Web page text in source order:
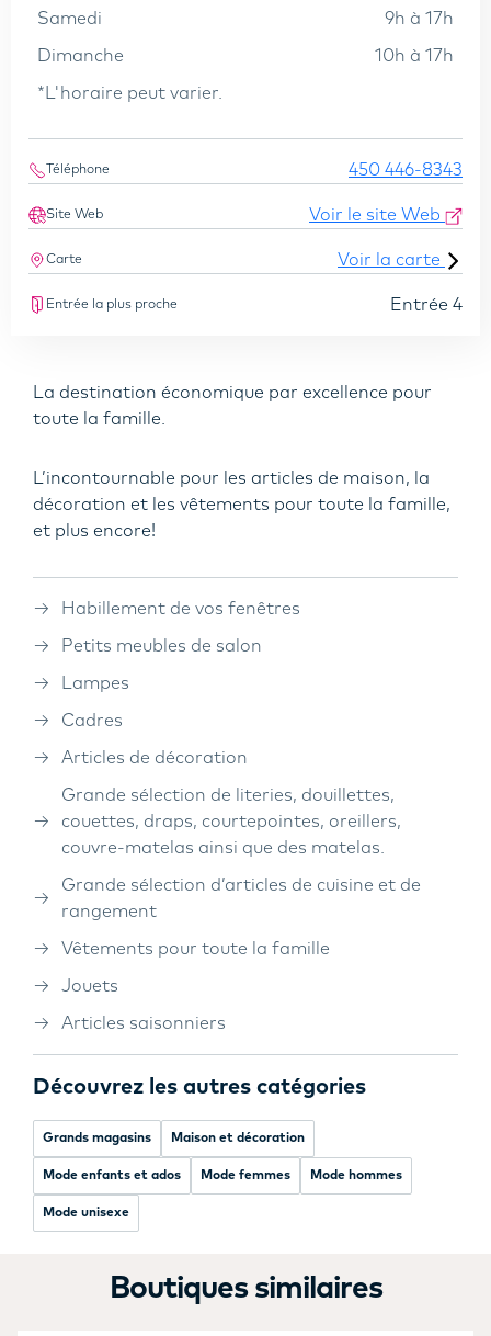
samedi 9h à 17h
dimanche 10h à 17h
*L'horaire peut varier.
Téléphone 450 446-8343
Site Web Voir le site Web
Carte Voir la carte
Entrée la plus proche Entrée 4
La destination économique par excellence pour
toute la famille.
L’incontournable pour les articles de maison, la
décoration et les vêtements pour toute la famille,
et plus encore!
Habillement de vos fenêtres
Petits meubles de salon
Lampes
Cadres
Articles de décoration
Grande sélection de literies, douillettes,
couettes, draps, courtepointes, oreillers,
couvre-matelas ainsi que des matelas.
Grande sélection d’articles de cuisine et de
rangement
Vêtements pour toute la famille
Jouets
Articles saisonniers
Découvrez les autres catégories
Grands magasins Maison et décoration
Mode enfants et ados Mode femmes Mode hommes
Mode unisexe
Boutiques similaires